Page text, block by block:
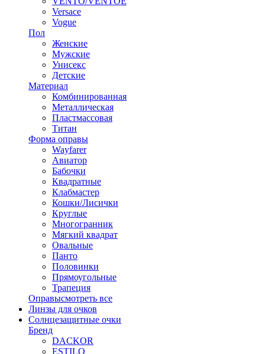
Versace
Vogue
Пол
Женские
Мужские
Унисекс
Детские
Материал
Комбинированная
Металлическая
Пластмассовая
Титан
Форма оправы
Wayfarer
Авиатор
Бабочки
Квадратные
Клабмастер
Кошки/Лисички
Круглые
Многогранник
Мягкий квадрат
Овальные
Панто
Половинки
Прямоугольные
Трапеция
Оправысмотреть все
Линзы для очков
Солнцезащитные очки
Бренд
DACKOR
ESTILO